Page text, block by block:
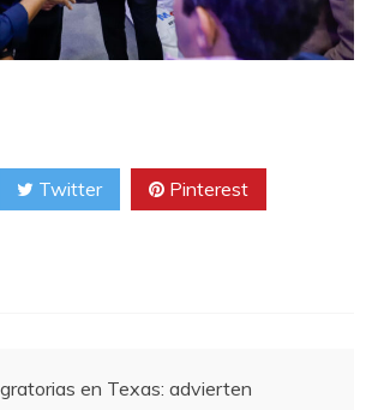
Twitter Pinterest
en Texas: advierten